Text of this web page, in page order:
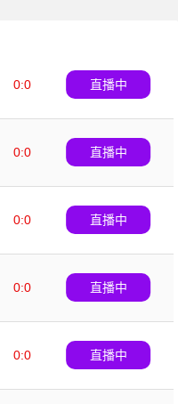
0:0
直播中
0:0
直播中
0:0
直播中
0:0
直播中
0:0
直播中